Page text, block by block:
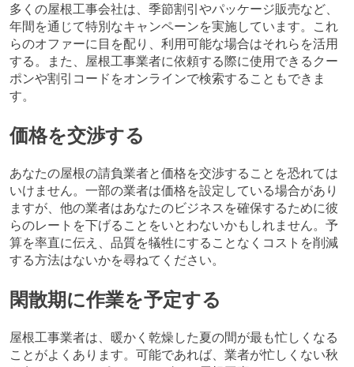
多くの屋根工事会社は、季節割引やパッケージ販売など、
年間を通じて特別なキャンペーンを実施しています。これ
らのオファーに目を配り、利用可能な場合はそれらを活用
する。また、屋根工事業者に依頼する際に使用できるクー
ポンや割引コードをオンラインで検索することもできま
す。
価格を交渉する
あなたの屋根の請負業者と価格を交渉することを恐れては
いけません。一部の業者は価格を設定している場合があり
ますが、他の業者はあなたのビジネスを確保するために彼
らのレートを下げることをいとわないかもしれません。予
算を率直に伝え、品質を犠牲にすることなくコストを削減
する方法はないかを尋ねてください。
閑散期に作業を予定する
屋根工事業者は、暖かく乾燥した夏の間が最も忙しくなる
ことがよくあります。可能であれば、業者が忙しくない秋